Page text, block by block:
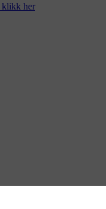
klikk her